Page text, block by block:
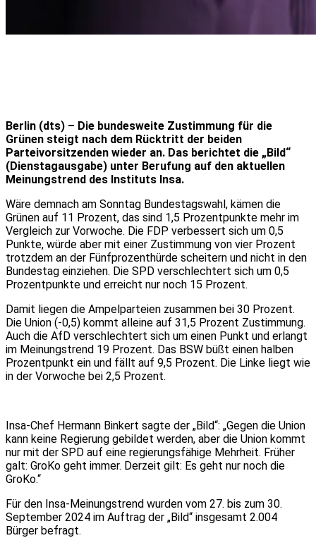
Berlin (dts) – Die bundesweite Zustimmung für die
Grünen steigt nach dem Rücktritt der beiden
Parteivorsitzenden wieder an. Das berichtet die „Bild“
(Dienstagausgabe) unter Berufung auf den aktuellen
Meinungstrend des Instituts Insa.
Wäre demnach am Sonntag Bundestagswahl, kämen die
Grünen auf 11 Prozent, das sind 1,5 Prozentpunkte mehr im
Vergleich zur Vorwoche. Die FDP verbessert sich um 0,5
Punkte, würde aber mit einer Zustimmung von vier Prozent
trotzdem an der Fünfprozenthürde scheitern und nicht in den
Bundestag einziehen. Die SPD verschlechtert sich um 0,5
Prozentpunkte und erreicht nur noch 15 Prozent.
Damit liegen die Ampelparteien zusammen bei 30 Prozent.
Die Union (-0,5) kommt alleine auf 31,5 Prozent Zustimmung.
Auch die AfD verschlechtert sich um einen Punkt und erlangt
im Meinungstrend 19 Prozent. Das BSW büßt einen halben
Prozentpunkt ein und fällt auf 9,5 Prozent. Die Linke liegt wie
in der Vorwoche bei 2,5 Prozent.
Insa-Chef Hermann Binkert sagte der „Bild“: „Gegen die Union
kann keine Regierung gebildet werden, aber die Union kommt
nur mit der SPD auf eine regierungsfähige Mehrheit. Früher
galt: GroKo geht immer. Derzeit gilt: Es geht nur noch die
GroKo.“
Für den Insa-Meinungstrend wurden vom 27. bis zum 30.
September 2024 im Auftrag der „Bild“ insgesamt 2.004
Bürger befragt.